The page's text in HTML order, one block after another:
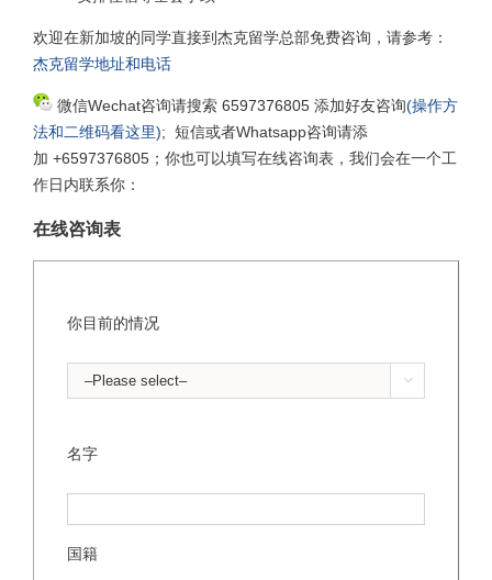
欢迎在新加坡的同学直接到杰克留学总部免费咨询，请参考：
杰克留学地址和电话
微信Wechat咨询请搜索 6597376805 添加好友咨询(操作方
法和二维码看这里); 短信或者Whatsapp咨询请添
加 +6597376805；你也可以填写在线咨询表，我们会在一个工
作日内联系你：
在线咨询表
你目前的情况

名字
国籍